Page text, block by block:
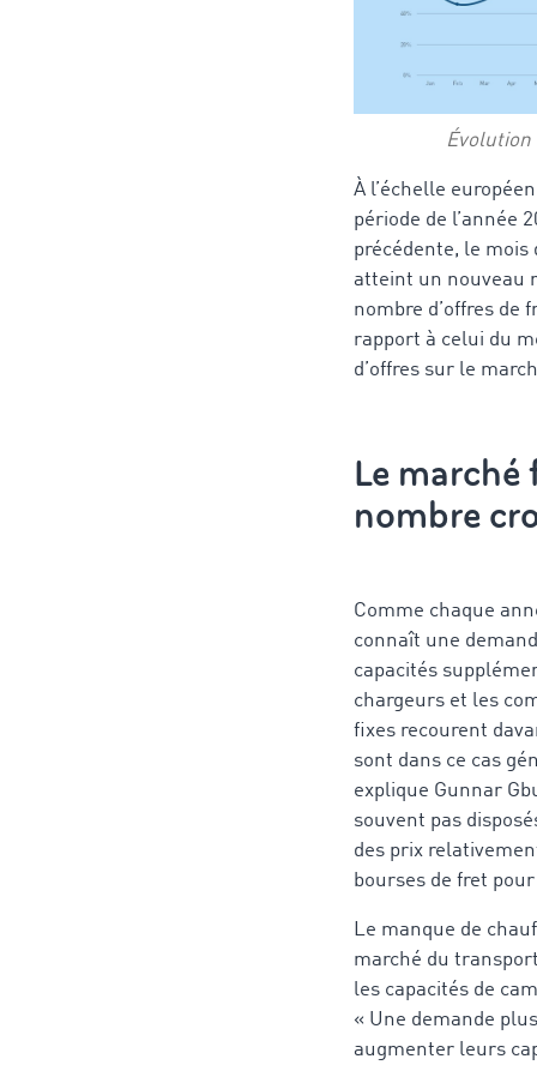
À l’échelle
période de l’année
précédente, le mois
atteint un nouveau
nombre d’offres
rapport à celui du
d’offres sur le
Le
nombre
Comme chaque
connaît une
capacités
chargeurs et les
fixes recourent
sont dans ce cas
explique Gunnar
souvent pas
des prix
bourses de fret
Le manque de
marché du
les capacités de
« Une demande
augmenter leurs